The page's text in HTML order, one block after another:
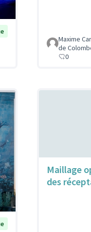
Maxime
de
0
Maillage
des